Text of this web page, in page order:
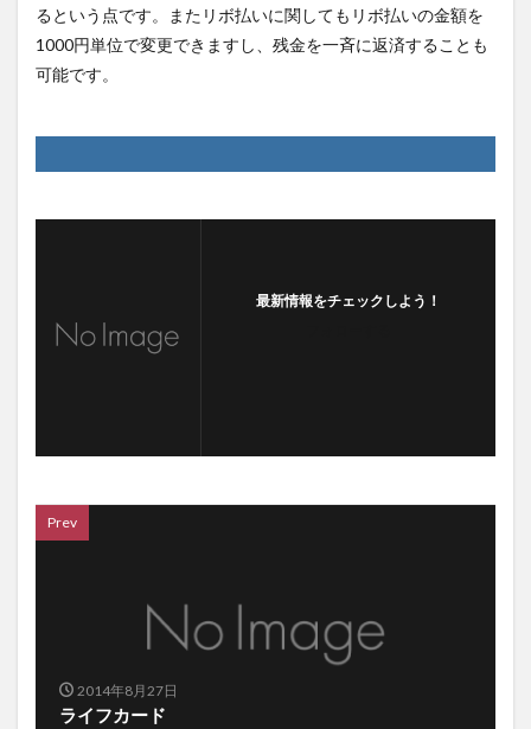
るという点です。またリボ払いに関してもリボ払いの金額を
1000円単位で変更できますし、残金を一斉に返済することも
可能です。
最新情報をチェックしよう！
Prev
2014年8月27日
ライフカード